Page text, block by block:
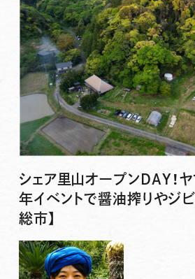
シェア里山オープンDAY！
年イベントで醤油搾りやジ
総市】